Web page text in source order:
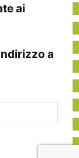
nella
del
collaborare
iscritta al
ed editore:
ai
a